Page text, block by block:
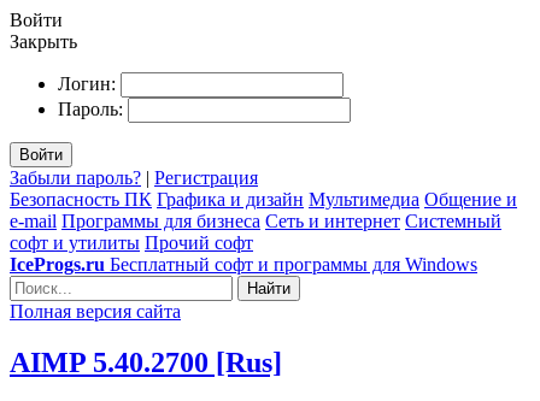
Войти
Закрыть
Логин:
Пароль:
Войти
Забыли пароль? | Регистрация
Безопасность ПК Графика и дизайн Мультимедиа Общение и
e-mail Программы для бизнеса Сеть и интернет Системный
софт и утилиты Прочий софт
IceProgs.ru Бесплатный софт и программы для Windows
Найти
Полная версия сайта
AIMP 5.40.2700 [Rus]